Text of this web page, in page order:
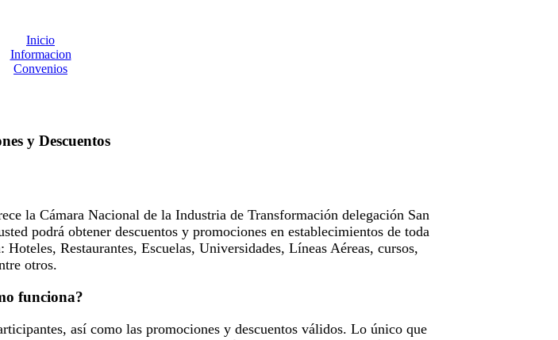
Inicio
Informacion
Convenios
y Descuentos
la Cámara Nacional de la Industria de Transformación delegación San
podrá obtener descuentos y promociones en establecimientos de toda
Restaurantes, Escuelas, Universidades, Líneas Aéreas, cursos,
otros.
funciona?
así como las promociones y descuentos válidos. Lo único que